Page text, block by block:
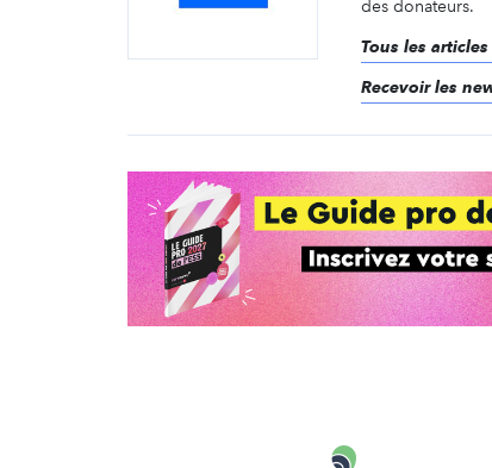
des donateurs.
Tous les
Recevoir les